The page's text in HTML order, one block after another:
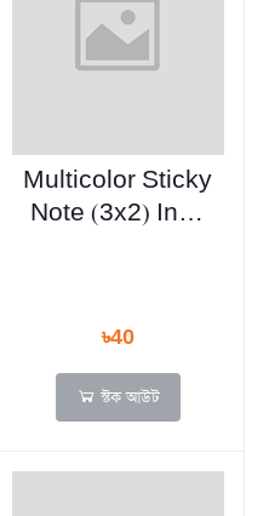
Multicolor Sticky
Note (3x2) Inch
৳40
স্টক আউট